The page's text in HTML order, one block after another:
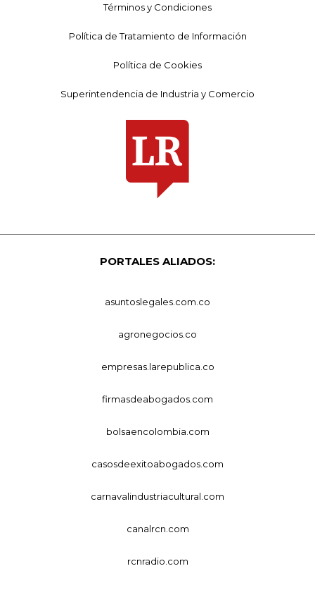
Términos y Condiciones
Política de Tratamiento de Información
Política de Cookies
Superintendencia de Industria y Comercio
PORTALES ALIADOS:
asuntoslegales.com.co
agronegocios.co
empresas.larepublica.co
firmasdeabogados.com
bolsaencolombia.com
casosdeexitoabogados.com
carnavalindustriacultural.com
canalrcn.com
rcnradio.com